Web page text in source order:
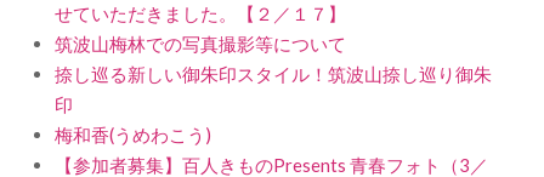
せていただきました。【２／１７】
筑波山梅林での写真撮影等について
捺し巡る新しい御朱印スタイル！筑波山捺し巡り御朱
印
梅和香(うめわこう)
【参加者募集】百人きものPresents 青春フォト（3／